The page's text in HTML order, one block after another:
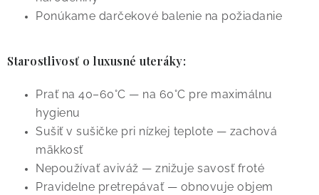
Ponúkame darčekové balenie na požiadanie
Starostlivosť o luxusné uteráky:
Prať na 40–60°C — na 60°C pre maximálnu
hygienu
Sušiť v sušičke pri nízkej teplote — zachová
mäkkosť
Nepoužívať aviváž — znižuje savosť froté
Pravidelne pretrepávať — obnovuje objem